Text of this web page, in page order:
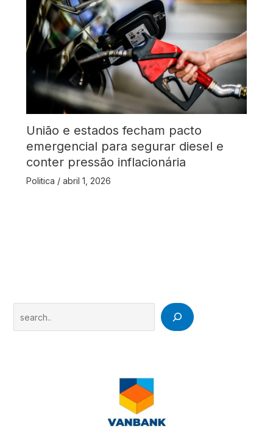
União e estados fecham pacto
emergencial para segurar diesel e
conter pressão inflacionária
Politica / abril 1, 2026